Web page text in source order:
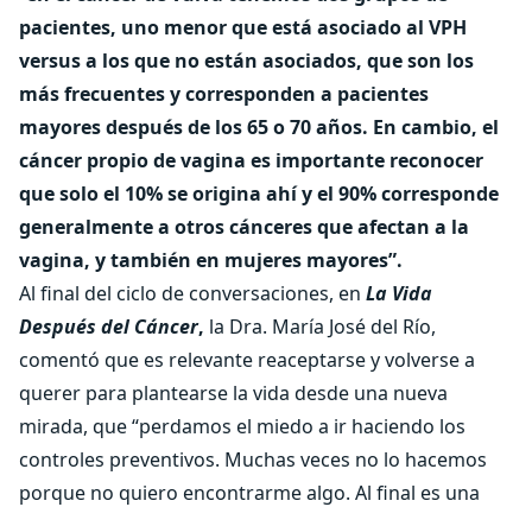
pacientes, uno menor que está asociado al VPH
versus a los que no están asociados, que son los
más frecuentes y corresponden a pacientes
mayores después de los 65 o 70 años. En cambio, el
cáncer propio de vagina es importante reconocer
que solo el 10% se origina ahí y el 90% corresponde
generalmente a otros cánceres que afectan a la
vagina, y también en mujeres mayores”.
Al final del ciclo de conversaciones, en La Vida
Después del Cáncer, la Dra. María José del Río,
comentó que es relevante reaceptarse y volverse a
querer para plantearse la vida desde una nueva
mirada, que “perdamos el miedo a ir haciendo los
controles preventivos. Muchas veces no lo hacemos
porque no quiero encontrarme algo. Al final es una